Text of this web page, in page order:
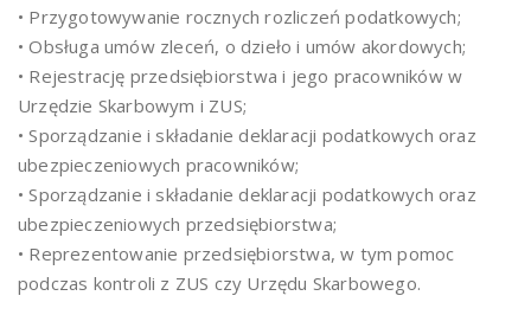
• Przygotowywanie rocznych rozliczeń podatkowych;
• Obsługa umów zleceń, o dzieło i umów akordowych;
• Rejestrację przedsiębiorstwa i jego pracowników w
Urzędzie Skarbowym i ZUS;
• Sporządzanie i składanie deklaracji podatkowych oraz
ubezpieczeniowych pracowników;
• Sporządzanie i składanie deklaracji podatkowych oraz
ubezpieczeniowych przedsiębiorstwa;
• Reprezentowanie przedsiębiorstwa, w tym pomoc
podczas kontroli z ZUS czy Urzędu Skarbowego.